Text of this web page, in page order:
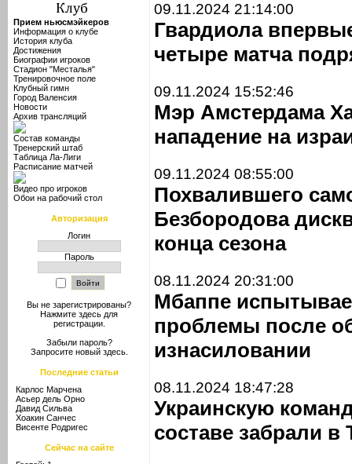
Прием ньюсмэйкеров
Информация о клубе
История клуба
Достижения
Биографии игроков
Стадион "Месталья"
Тренировочное поле
Клубный гимн
Город Валенсия
Новости
Архив трансляций
Состав команды
Тренерский штаб
Таблица Ла-Лиги
Расписание матчей
Видео про игроков
Обои на рабочий стол
Авторизация
Логин
Пароль
Вы не зарегистрированы?
Нажмите здесь для
регистрации.
Забыли пароль?
Запросите новый здесь.
Последние статьи
Карлос Марчена
Асьер дель Орно
Давид Сильва
Хоакин Санчес
Висенте Родригес
Сейчас на сайте
09.11.2024 21:14:00
Гвардиола
четыре матча
09.11.2024 15:52:46
Мэр Амстердама
нападение на
09.11.2024 08:55:00
Похвалившего
Безбородова
конца сезона
08.11.2024 20:31:00
Мбаппе
проблемы после
изнасиловании
08.11.2024 18:47:28
Украинскую
составе забрали